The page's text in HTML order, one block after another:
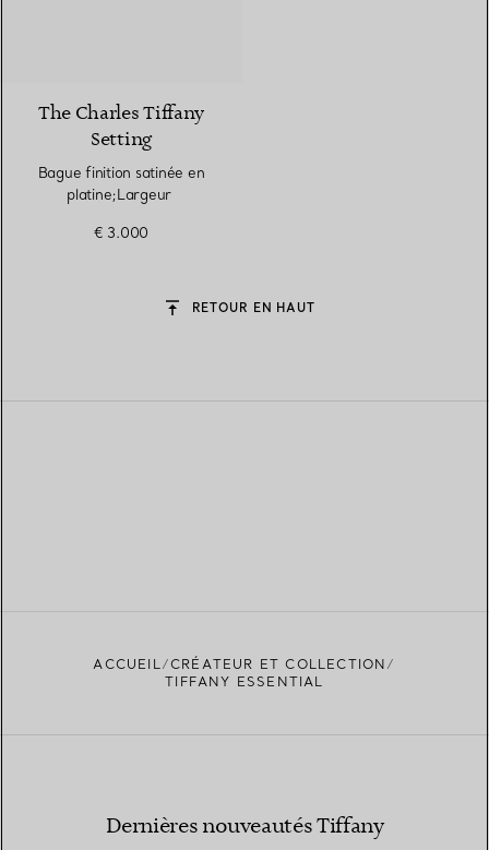
The Charles Tiffany
Setting
Bague finition satinée en
platine;Largeur
€ 3.000
RETOUR EN HAUT
ACCUEIL CRÉATEUR ET COLLECTION
TIFFANY ESSENTIAL
Dernières nouveautés Tiffany